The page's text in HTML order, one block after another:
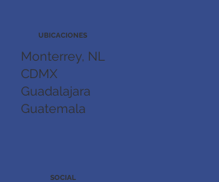
Monterrey, NL
CDMX
Guadalajara
Guatemala
UBICACIONES
SOCIAL